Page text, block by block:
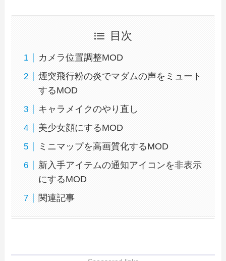
目次
カメラ位置調整MOD
煙突飛行粉の炎でマダムの声をミュート
するMOD
キャラメイクのやり直し
美少女顔にするMOD
ミニマップを高画質化するMOD
新入手アイテムの通知アイコンを非表示
にするMOD
関連記事